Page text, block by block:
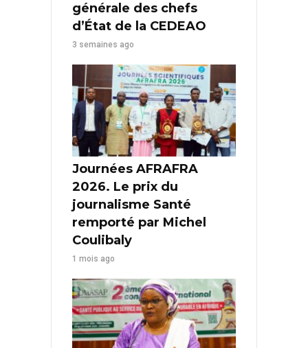
générale des chefs
d’État de la CEDEAO
3 semaines ago
Journées AFRAFRA
2026. Le prix du
journalisme Santé
remporté par Michel
Coulibaly
1 mois ago